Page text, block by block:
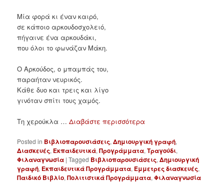
Μία φορά κι έναν καιρό,
σε κάποιο αρκουδοσχολειό,
πήγαινε ένα αρκουδάκι,
που όλοι το φωνάζαν Μάκη.
Ο Αρκούδος, ο μπαμπάς του,
παραήταν νευρικός.
Κάθε δυο και τρεις και λίγο
γινόταν σπίτι τους χαμός.
Τη χερούκλα …Διαβάστε περισσότερα
Posted in Βιβλιοπαρουσιάσεις,Δημιουργική γραφή,
Διασκευές, Εκπαιδευτικά,Προγράμματα,Τραγούδι,
Φιλαναγνωσία |Tagged Βιβλιοπαρουσιάσεις,Δημιουργική
γραφή, Εκπαιδευτικά Προγράμματα, Έμμετρες διασκευές,
Παιδικό Βιβλίο,Πολιτιστικά Προγράμματα,Φιλαναγνωσία